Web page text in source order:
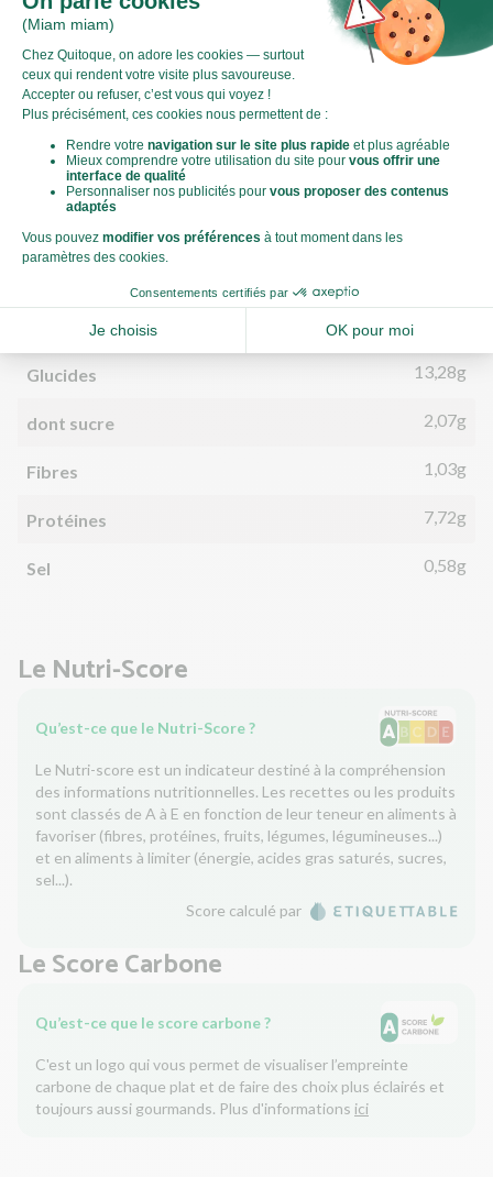
Valeurs nutritionnelles
Par personne Pour 100g
Énergie (kJ)
Énergie (kCal)
dont acides gras saturés
Glucides 13,28g
dont sucre 2,07g
Fibres 1,03g
Protéines 7,72g
Sel 0,58g
Le Nutri-Score
Qu’est-ce que le Nutri-Score ?
Le Nutri-score est un indicateur destiné à la compréhension
des informations nutritionnelles. Les recettes ou les produits
sont classés de A à E en fonction de leur teneur en aliments à
favoriser (fibres, protéines, fruits, légumes, légumineuses...)
et en aliments à limiter (énergie, acides gras saturés, sucres,
sel...).
Score calculé par
Le Score Carbone
Qu’est-ce que le score carbone ?
C'est un logo qui vous permet de visualiser l’empreinte
carbone de chaque plat et de faire des choix plus éclairés et
toujours aussi gourmands. Plus d'informations ici